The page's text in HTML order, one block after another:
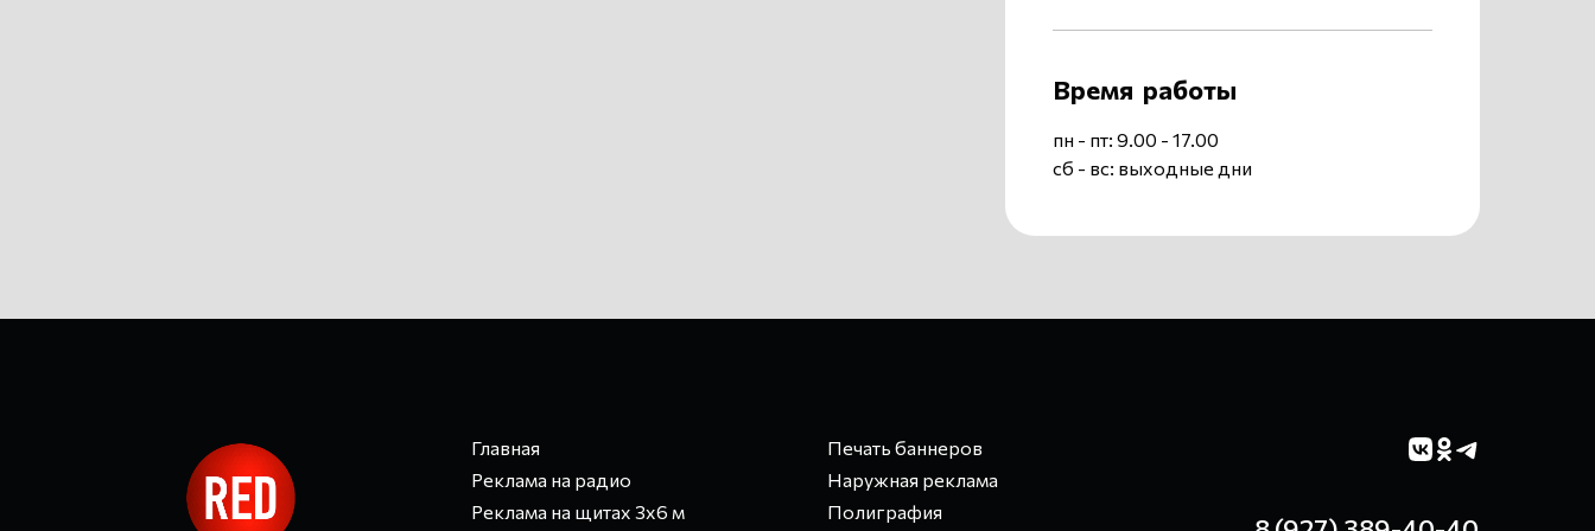
Время работы
пн - пт: 9.00 - 17.00
сб - вс: выходные дни
Главная
Реклама на радио
Реклама на щитах 3х6 м
Печать баннеров
Наружная реклама
Полиграфия